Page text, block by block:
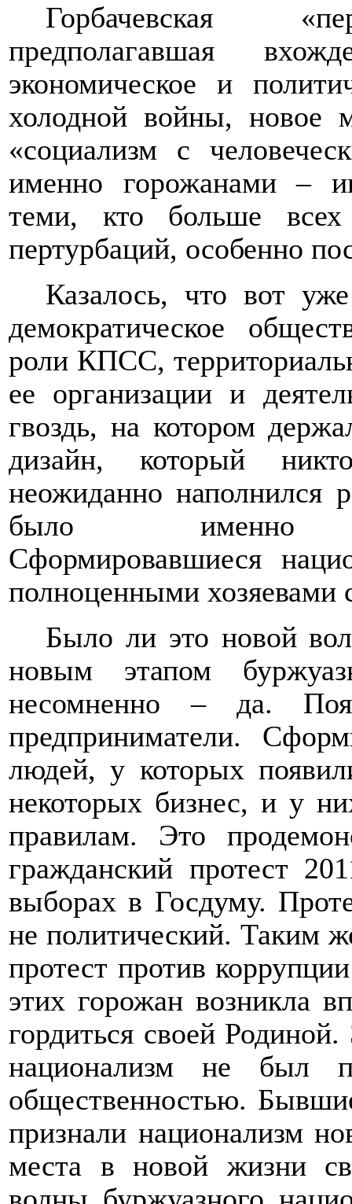
Горбачевская
предполагавшая
экономическое и
холодной войны, новое
«социализм с
именно горожанами –
теми, кто больше всех
пертурбаций, особенно
Казалось, что вот
демократическое
роли КПСС,
ее организации и
гвоздь, на котором
дизайн, который
неожиданно наполнился
было именно
Сформировавшиеся
полноценными хозяевами
Было ли это новой
новым этапом
несомненно – да.
предприниматели.
людей, у которых
некоторых бизнес, и у
правилам. Это
гражданский протест
выборах в Госдуму.
не политический. Таким
протест против
этих горожан возникла
гордиться своей
национализм не был
общественностью.
признали национализм
места в новой жизни